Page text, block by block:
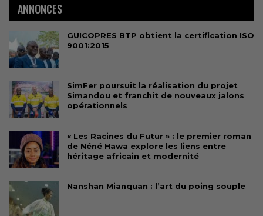
ANNONCES
GUICOPRES BTP obtient la certification ISO
9001:2015
SimFer poursuit la réalisation du projet
Simandou et franchit de nouveaux jalons
opérationnels
« Les Racines du Futur » : le premier roman
de Néné Hawa explore les liens entre
héritage africain et modernité
Nanshan Mianquan : l’art du poing souple